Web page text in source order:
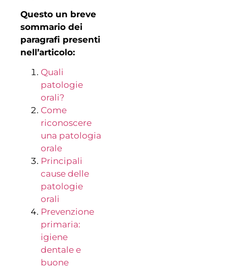
Questo un breve
sommario dei
paragrafi presenti
nell’articolo:
Quali
patologie
orali?
Come
riconoscere
una patologia
orale
Principali
cause delle
patologie
orali
Prevenzione
primaria:
igiene
dentale e
buone